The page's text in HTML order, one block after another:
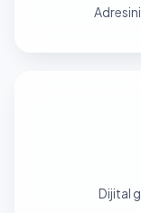
Dijital